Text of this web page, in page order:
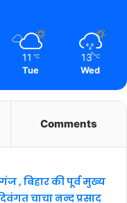
11 ℃
Tue
13 ℃
Wed
Comments
, बिहार की पूर्व मुख्य
चाचा नन्द प्रसाद